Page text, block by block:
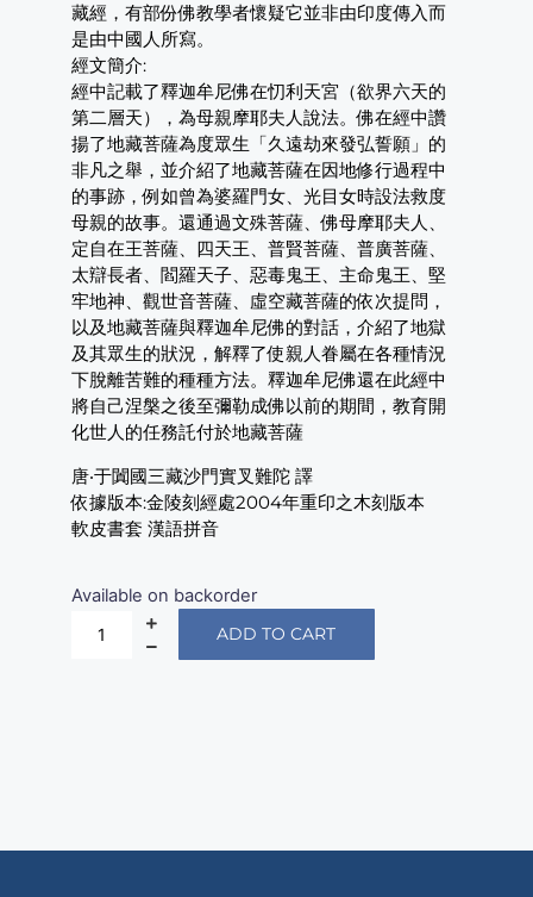
藏經，有部份佛教學者懷疑它並非由印度傳入而
是由中國人所寫。
經文簡介:
經中記載了釋迦牟尼佛在忉利天宮（欲界六天的
第二層天），為母親摩耶夫人說法。佛在經中讚
揚了地藏菩薩為度眾生「久遠劫來發弘誓願」的
非凡之舉，並介紹了地藏菩薩在因地修行過程中
的事跡，例如曾為婆羅門女、光目女時設法救度
母親的故事。還通過文殊菩薩、佛母摩耶夫人、
定自在王菩薩、四天王、普賢菩薩、普廣菩薩、
太辯長者、閻羅天子、惡毒鬼王、主命鬼王、堅
牢地神、觀世音菩薩、虛空藏菩薩的依次提問，
以及地藏菩薩與釋迦牟尼佛的對話，介紹了地獄
及其眾生的狀況，解釋了使親人眷屬在各種情況
下脫離苦難的種種方法。釋迦牟尼佛還在此經中
將自己涅槃之後至彌勒成佛以前的期間，教育開
化世人的任務託付於地藏菩薩
唐‧于闐國三藏沙門實叉難陀 譯
依據版本:金陵刻經處2004年重印之木刻版本
軟皮書套 漢語拼音
Available on backorder
ADD TO CART